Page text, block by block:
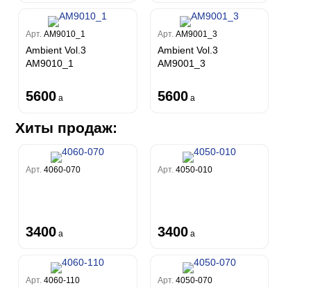
Арт.AM9010_1
Ambient Vol.3
AM9010_1
5600 a
Арт. AM9001_3
Ambient Vol.3
AM9001_3
5600 a
Хиты продаж:
Арт.4060-070
3400 a
Арт. 4050-010
3400 a
Арт.4060-110 Арт. 4050-070